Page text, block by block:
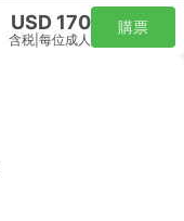
USD 170
含税 每位成人
購票